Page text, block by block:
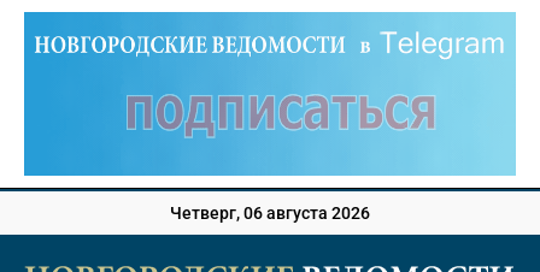
Четверг, 06 августа 2026